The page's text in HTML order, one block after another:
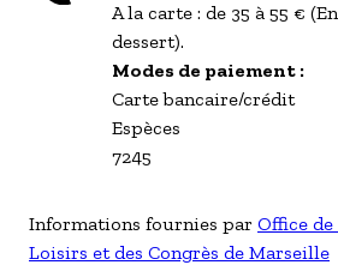
A la carte : de 35 à 55 €
dessert).
Modes de paiement :
Carte bancaire/crédit
Espèces
7245
Informations fournies par Office
Loisirs et des Congrès de Marseille